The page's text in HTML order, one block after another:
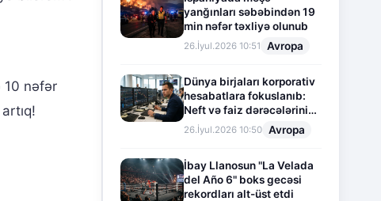
10 nəfər
yanğınları səbəbindən 19
min nəfər təxliyə olunub
26.İyul.2026 10:51 Avropa
Dünya birjaları korporativ
hesabatlara fokuslanıb:
Neft və faiz dərəcələrinin
təsiri altında cari vəziyyət
26.İyul.2026 10:50 Avropa
İbay Llanosun "La Velada
del Año 6" boks gecəsi
rekordları alt-üst etdi